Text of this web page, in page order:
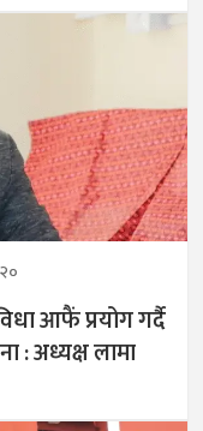
आफैं प्रयोग गर्दै
: अध्यक्ष लामा